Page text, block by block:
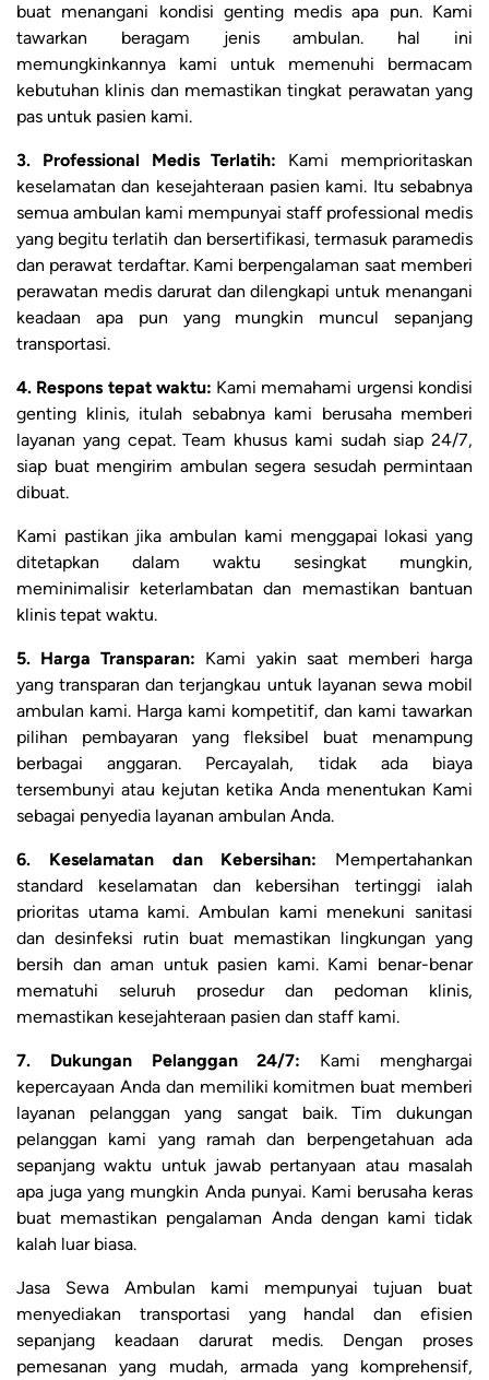
buat menangani kondisi genting medis apa pun. Kami
tawarkan beragam jenis ambulan. hal ini
memungkinkannya kami untuk memenuhi bermacam
kebutuhan klinis dan memastikan tingkat perawatan yang
pas untuk pasien kami.
3. Professional Medis Terlatih: Kami memprioritaskan
keselamatan dan kesejahteraan pasien kami. Itu sebabnya
semua ambulan kami mempunyai staff professional medis
yang begitu terlatih dan bersertifikasi, termasuk paramedis
dan perawat terdaftar. Kami berpengalaman saat memberi
perawatan medis darurat dan dilengkapi untuk menangani
keadaan apa pun yang mungkin muncul sepanjang
transportasi.
4. Respons tepat waktu: Kami memahami urgensi kondisi
genting klinis, itulah sebabnya kami berusaha memberi
layanan yang cepat. Team khusus kami sudah siap 24/7,
siap buat mengirim ambulan segera sesudah permintaan
dibuat.
Kami pastikan jika ambulan kami menggapai lokasi yang
ditetapkan dalam waktu sesingkat mungkin,
meminimalisir keterlambatan dan memastikan bantuan
klinis tepat waktu.
5. Harga Transparan: Kami yakin saat memberi harga
yang transparan dan terjangkau untuk layanan sewa mobil
ambulan kami. Harga kami kompetitif, dan kami tawarkan
pilihan pembayaran yang fleksibel buat menampung
berbagai anggaran. Percayalah, tidak ada biaya
tersembunyi atau kejutan ketika Anda menentukan Kami
sebagai penyedia layanan ambulan Anda.
6. Keselamatan dan Kebersihan: Mempertahankan
standard keselamatan dan kebersihan tertinggi ialah
prioritas utama kami. Ambulan kami menekuni sanitasi
dan desinfeksi rutin buat memastikan lingkungan yang
bersih dan aman untuk pasien kami. Kami benar-benar
mematuhi seluruh prosedur dan pedoman klinis,
memastikan kesejahteraan pasien dan staff kami.
7. Dukungan Pelanggan 24/7: Kami menghargai
kepercayaan Anda dan memiliki komitmen buat memberi
layanan pelanggan yang sangat baik. Tim dukungan
pelanggan kami yang ramah dan berpengetahuan ada
sepanjang waktu untuk jawab pertanyaan atau masalah
apa juga yang mungkin Anda punyai. Kami berusaha keras
buat memastikan pengalaman Anda dengan kami tidak
kalah luar biasa.
Jasa Sewa Ambulan kami mempunyai tujuan buat
menyediakan transportasi yang handal dan efisien
sepanjang keadaan darurat medis. Dengan proses
pemesanan yang mudah, armada yang komprehensif,